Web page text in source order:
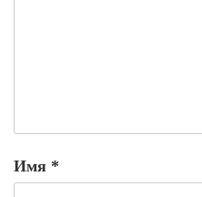
Имя *